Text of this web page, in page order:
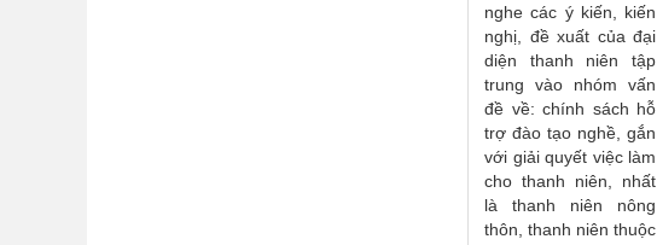
nghe các ý kiến, kiến
nghị, đề xuất của đại
diện thanh niên tập
trung vào nhóm vấn
đề về: chính sách hỗ
trợ đào tạo nghề, gắn
với giải quyết việc làm
cho thanh niên, nhất
là thanh niên nông
thôn, thanh niên thuộc